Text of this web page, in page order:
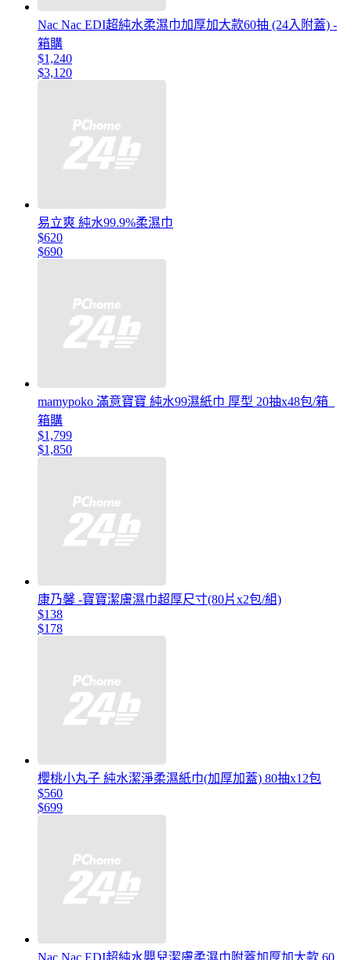
Nac Nac EDI超純水柔濕巾加厚加大款60抽 (24入附蓋) -
箱購
$1,240
$3,120
易立爽 純水99.9%柔濕巾
$620
$690
mamypoko 滿意寶寶 純水99濕紙巾 厚型 20抽x48包/箱_
箱購
$1,799
$1,850
康乃馨 -寶寶潔膚濕巾超厚尺寸(80片x2包/組)
$138
$178
櫻桃小丸子 純水潔淨柔濕紙巾(加厚加蓋) 80抽x12包
$560
$699